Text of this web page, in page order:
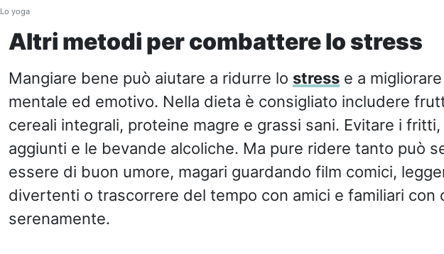
Lo yoga
Altri metodi per combattere lo stress
Mangiare bene può aiutare a ridurre lo stresse a
mentale ed emotivo. Nella dieta è consigliato includere
cereali integrali, proteine magre e grassi sani. Evitare i fritti,
aggiunti e le bevande alcoliche. Ma pure ridere tanto può
essere di buon umore, magari guardando film comici,
divertenti o trascorrere del tempo con amici e familiari con
serenamente.